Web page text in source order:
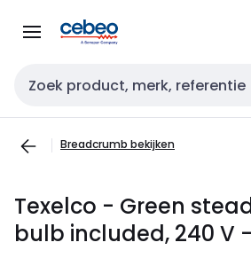
naar
naar
Zoekveld invoer
Breadcrumb bekijken
Texelco - Green
bulb included, 240 V